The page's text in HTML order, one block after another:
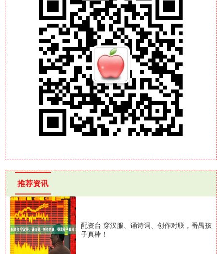
推荐资讯
配资台 穿汉服、诵诗词、创作对联，番禺孩
子真棒！